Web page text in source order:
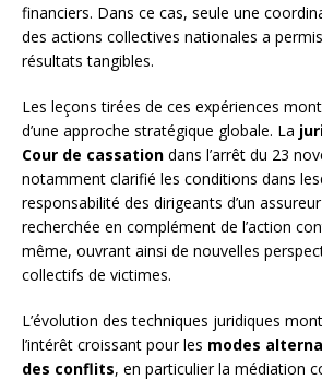
financiers. Dans ce cas, seule une
des actions collectives nationales a
résultats tangibles.
Les leçons tirées de ces expériences
d’une approche stratégique globale. La
Cour de cassation dans l’arrêt du 23
notamment clarifié les conditions dans
responsabilité des dirigeants d’un
recherchée en complément de l’action
même, ouvrant ainsi de nouvelles
collectifs de victimes.
L’évolution des techniques juridiques
l’intérêt croissant pour les modes
des conflits, en particulier la médiation